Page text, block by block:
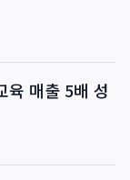
육 매출 5배 성